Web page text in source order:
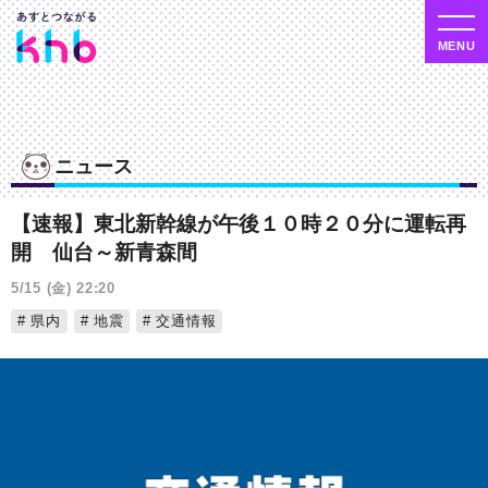
ニュース
【速報】東北新幹線が午後１０時２０分に運転再
開 仙台～新青森間
5/15 (金) 22:20
県内
地震 交通情報